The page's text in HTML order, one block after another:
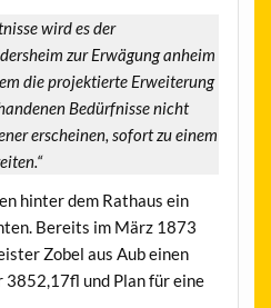
wird es der
zur Erwägung anheim
die projektierte Erweiterung
Bedürfnisse nicht
erscheinen, sofort zu einem
hinter dem Rathaus ein
Bereits im März 1873
Zobel aus Aub einen
3852,17fl und Plan für eine